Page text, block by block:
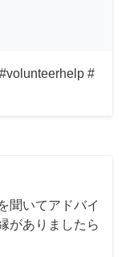
#
聞いてアドバイ
がありましたら